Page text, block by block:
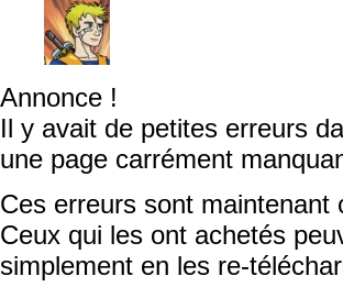
Annonce !
Il y avait de petites erreurs
une page carrément
Ces erreurs sont maintenant
Ceux qui les ont achetés
simplement en les re-